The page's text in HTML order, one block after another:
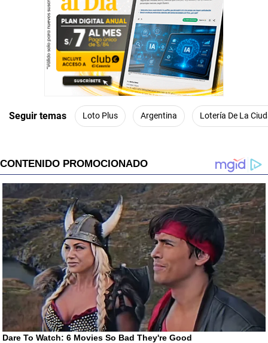
Seguir temas Loto Plus Argentina Lotería De La